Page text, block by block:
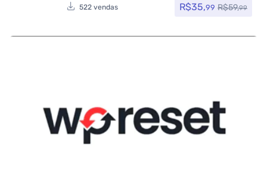
522 vendas R$35,99 R$59,99